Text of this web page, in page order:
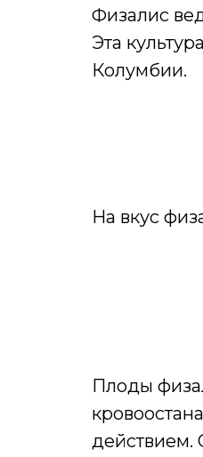
Физалис
Эта
Колумбии.
На вкус
Плоды
действием.